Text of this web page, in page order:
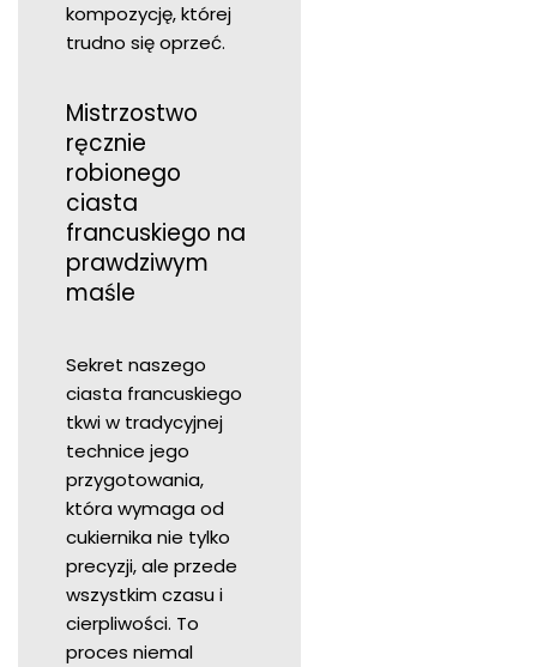
kompozycję, której
trudno się oprzeć.
Mistrzostwo
ręcznie
robionego
ciasta
francuskiego na
prawdziwym
maśle
Sekret naszego
ciasta francuskiego
tkwi w tradycyjnej
technice jego
przygotowania,
która wymaga od
cukiernika nie tylko
precyzji, ale przede
wszystkim czasu i
cierpliwości. To
proces niemal